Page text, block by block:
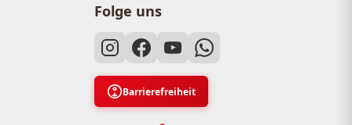
Folge uns
Barrierefreiheit